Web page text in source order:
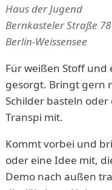
Haus der Jugend
Bernkasteler Straße 78
Berlin-Weissensee
Für weißen Stoff und
gesorgt. Bringt gern
Schilder basteln
Transpi mit.
Kommt vorbei und
oder eine Idee mit,
Demo nach außen